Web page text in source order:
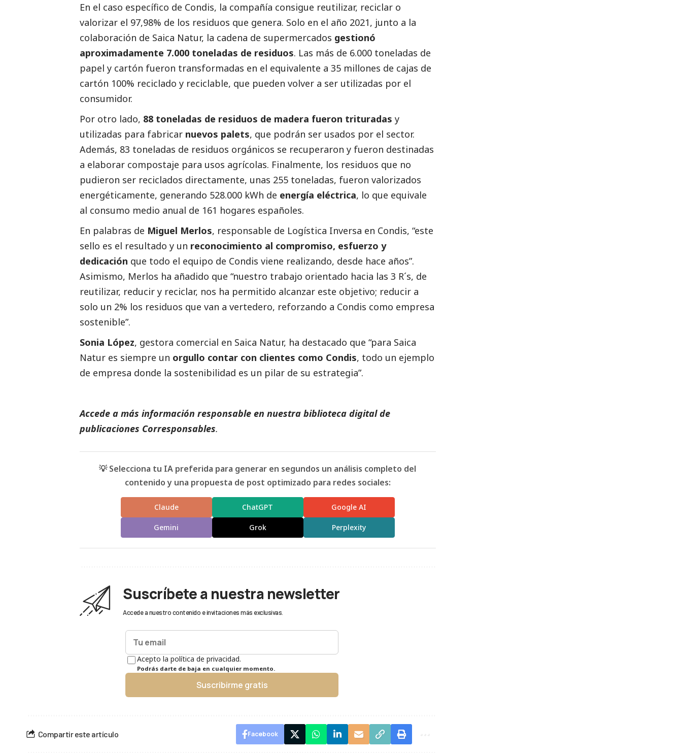
En el caso específico de Condis, la compañía consigue reutilizar, reciclar o
valorizar el 97,98% de los residuos que genera. Solo en el año 2021, junto a la
colaboración de Saica Natur, la cadena de supermercados gestionó
aproximadamente 7.000 toneladas de residuos. Las más de 6.000 toneladas de
papel y cartón fueron transformadas en el equivalente a 35 millones de cajas de
cartón 100% reciclado y reciclable, que pueden volver a ser utilizadas por el
consumidor.
Por otro lado, 88 toneladas de residuos de madera fueron trituradas y
utilizadas para fabricar nuevos palets, que podrán ser usados por el sector.
Además, 83 toneladas de residuos orgánicos se recuperaron y fueron destinadas
a elaborar compostaje para usos agrícolas. Finalmente, los residuos que no
pudieron ser reciclados directamente, unas 255 toneladas, fueron valorizados
energéticamente, generando 528.000 kWh de energía eléctrica, lo que equivale
al consumo medio anual de 161 hogares españoles.
En palabras de Miguel Merlos, responsable de Logística Inversa en Condis, “este
sello es el resultado y un reconocimiento al compromiso, esfuerzo y
dedicación que todo el equipo de Condis viene realizando, desde hace años”.
Asimismo, Merlos ha añadido que “nuestro trabajo orientado hacia las 3 R´s, de
reutilizar, reducir y reciclar, nos ha permitido alcanzar este objetivo; reducir a
solo un 2% los residuos que van a vertedero, reforzando a Condis como empresa
sostenible”.
Sonia López, gestora comercial en Saica Natur, ha destacado que “para Saica
Natur es siempre un orgullo contar con clientes como Condis, todo un ejemplo
de empresa donde la sostenibilidad es un pilar de su estrategia”.
Accede a más información responsable en nuestra biblioteca digital de
publicaciones Corresponsables.
💡 Selecciona tu IA preferida para generar en segundos un análisis completo del
contenido y una propuesta de post optimizado para redes sociales:
Claude ChatGPT Google AI
Gemini Grok Perplexity
Suscríbete a nuestra newsletter
Accede a nuestro contenido e invitaciones más exclusivas.
Acepto la política de privacidad.
Podrás darte de baja en cualquier momento.
Suscribirme gratis
Compartir este artículo Facebook